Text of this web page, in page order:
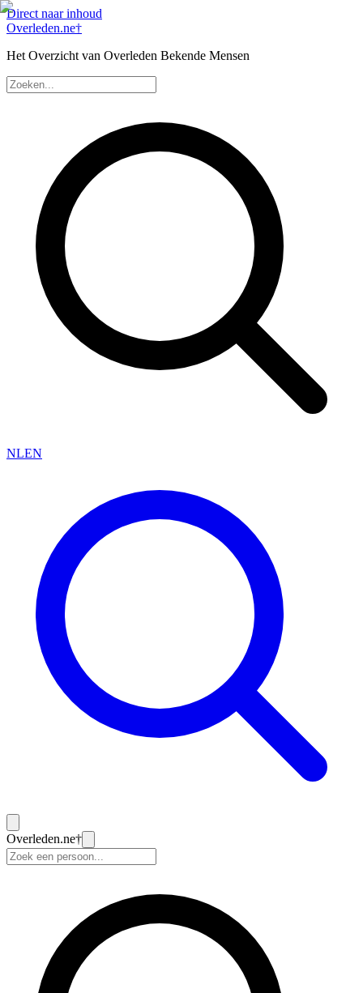
Direct naar inhoud
Overleden.ne†
Het Overzicht van Overleden Bekende Mensen
NLEN
Overleden.ne†